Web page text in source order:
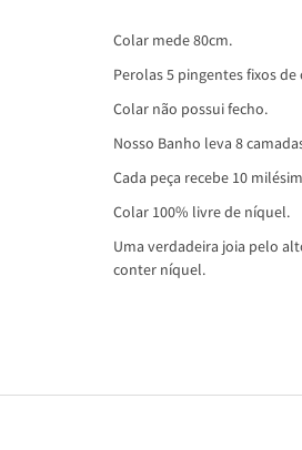
Colar mede 80cm.
Perolas 5 pingentes fixos
Colar não possui fecho.
Nosso Banho leva 8
Cada peça recebe 10
Colar 100% livre de níquel.
Uma verdadeira joia pelo
conter níquel.